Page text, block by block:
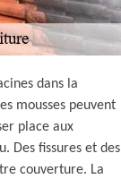
dans la
mousses peuvent
place aux
Des fissures et des
couverture. La